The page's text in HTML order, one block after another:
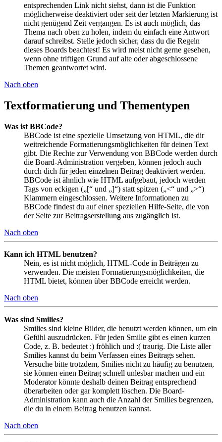
entsprechenden Link nicht siehst, dann ist die Funktion
möglicherweise deaktiviert oder seit der letzten Markierung ist
nicht genügend Zeit vergangen. Es ist auch möglich, das
Thema nach oben zu holen, indem du einfach eine Antwort
darauf schreibst. Stelle jedoch sicher, dass du die Regeln
dieses Boards beachtest! Es wird meist nicht gerne gesehen,
wenn ohne triftigen Grund auf alte oder abgeschlossene
Themen geantwortet wird.
Nach oben
Textformatierung und Thementypen
Was ist BBCode?
BBCode ist eine spezielle Umsetzung von HTML, die dir
weitreichende Formatierungsmöglichkeiten für deinen Text
gibt. Die Rechte zur Verwendung von BBCode werden durch
die Board-Administration vergeben, können jedoch auch
durch dich für jeden einzelnen Beitrag deaktiviert werden.
BBCode ist ähnlich wie HTML aufgebaut, jedoch werden
Tags von eckigen („[“ und „]“) statt spitzen („<“ und „>“)
Klammern eingeschlossen. Weitere Informationen zu
BBCode findest du auf einer speziellen Hilfe-Seite, die von
der Seite zur Beitragserstellung aus zugänglich ist.
Nach oben
Kann ich HTML benutzen?
Nein, es ist nicht möglich, HTML-Code in Beiträgen zu
verwenden. Die meisten Formatierungsmöglichkeiten, die
HTML bietet, können über BBCode erreicht werden.
Nach oben
Was sind Smilies?
Smilies sind kleine Bilder, die benutzt werden können, um ein
Gefühl auszudrücken. Für jeden Smilie gibt es einen kurzen
Code, z. B. bedeutet :) fröhlich und :( traurig. Die Liste aller
Smilies kannst du beim Verfassen eines Beitrags sehen.
Versuche bitte trotzdem, Smilies nicht zu häufig zu benutzen,
sie können einen Beitrag schnell unlesbar machen und ein
Moderator könnte deshalb deinen Beitrag entsprechend
überarbeiten oder gar komplett löschen. Die Board-
Administration kann auch die Anzahl der Smilies begrenzen,
die du in einem Beitrag benutzen kannst.
Nach oben